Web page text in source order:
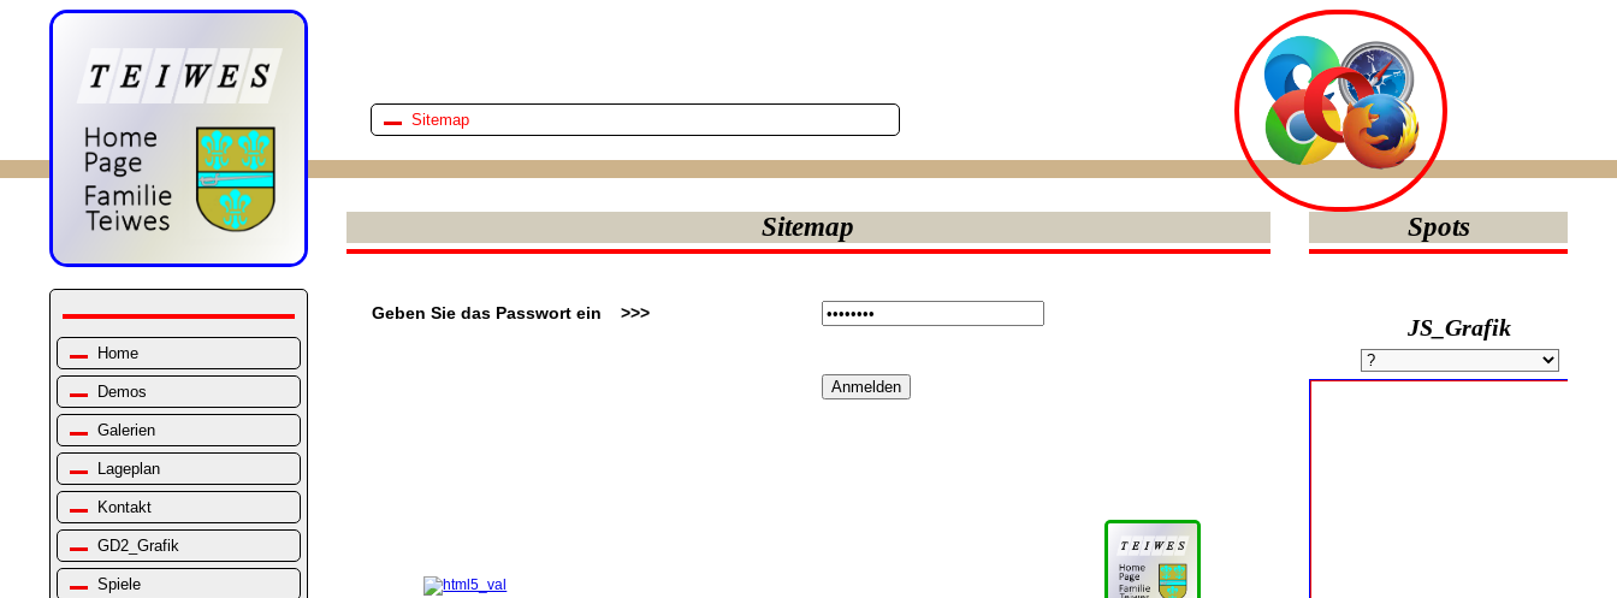
Home
Demos
Galerien
Lageplan
Kontakt
GD2_Grafik
Spiele
Sitemap
Sitemap
Geben Sie das Passwort ein >>>
Spots
JS_Grafik